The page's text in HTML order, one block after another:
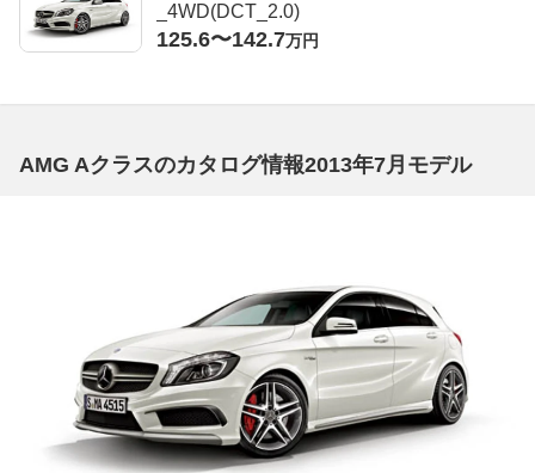
_4WD(DCT_2.0)
125.6〜142.7万円
AMG Aクラスのカタログ情報2013年7月モデル